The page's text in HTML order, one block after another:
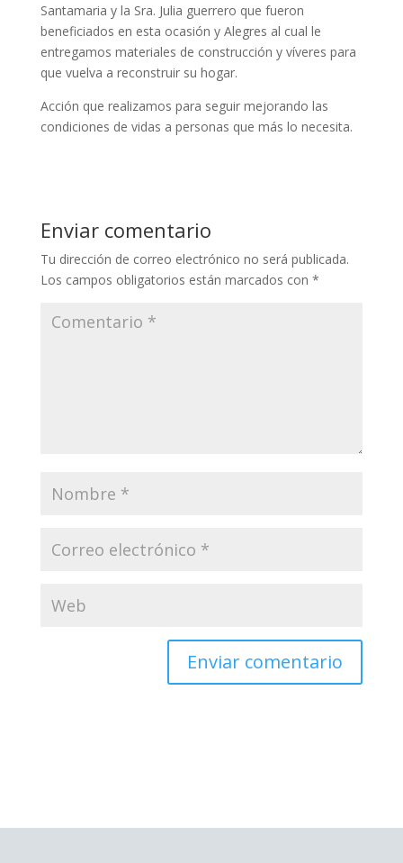
Santamaria y la Sra. Julia guerrero que fueron
beneficiados en esta ocasión y Alegres al cual le
entregamos materiales de construcción y víveres para
que vuelva a reconstruir su hogar.
Acción que realizamos para seguir mejorando las
condiciones de vidas a personas que más lo necesita.
Enviar comentario
Tu dirección de correo electrónico no será publicada.
Los campos obligatorios están marcados con *